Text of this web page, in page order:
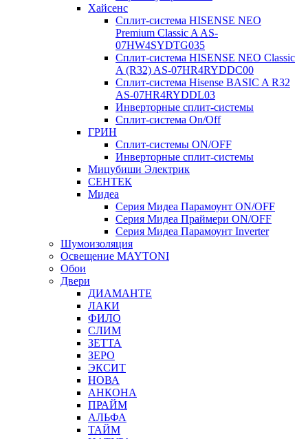
Хайсенс
Сплит-система HISENSE NEO
Premium Classic A AS-
07HW4SYDTG035
Сплит-система HISENSE NEO Classic
A (R32) AS-07HR4RYDDC00
Сплит-система Hisense BASIC A R32
AS-07HR4RYDDL03
Инверторные сплит-системы
Сплит-система On/Off
ГРИН
Сплит-системы ON/OFF
Инверторные сплит-системы
Мицубиши Электрик
СЕНТЕК
Мидеа
Серия Мидеа Парамоунт ON/OFF
Серия Мидеа Праймери ON/OFF
Серия Мидеа Парамоунт Inverter
Шумоизоляция
Освещение MAYTONI
Обои
Двери
ДИАМАНТЕ
ЛАКИ
ФИЛО
СЛИМ
ЗЕТТА
ЗЕРО
ЭКСИТ
НОВА
АНКОНА
ПРАЙМ
АЛЬФА
ТАЙМ